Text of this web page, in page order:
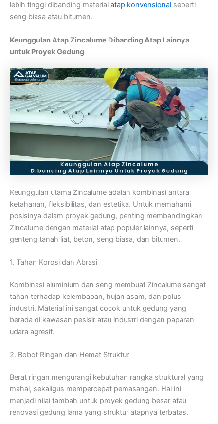
lebih tinggi dibanding material atap konvensional seperti
seng biasa atau bitumen.
Keunggulan Atap Zincalume Dibanding Atap Lainnya
untuk Proyek Gedung
Keunggulan utama Zincalume adalah kombinasi antara
ketahanan, fleksibilitas, dan estetika. Untuk memahami
posisinya dalam proyek gedung, penting membandingkan
Zincalume dengan material atap populer lainnya, seperti
genteng tanah liat, beton, seng biasa, dan bitumen.
1. Tahan Korosi dan Abrasi
Kombinasi aluminium dan seng membuat Zincalume sangat
tahan terhadap kelembaban, hujan asam, dan polusi
industri. Material ini sangat cocok untuk gedung yang
berada di kawasan pesisir atau industri dengan paparan
udara agresif.
2. Bobot Ringan dan Hemat Struktur
Berat ringan mengurangi kebutuhan rangka struktural yang
mahal, sekaligus mempercepat pemasangan. Hal ini
menjadi nilai tambah untuk proyek gedung besar atau
renovasi gedung lama yang struktur atapnya terbatas.